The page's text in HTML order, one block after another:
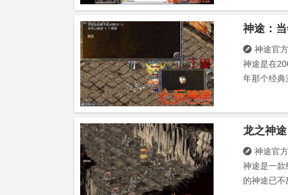
 神途官方
神途是在
年那个经典
龙之神
 神途官方
神途是一款
的神途已不